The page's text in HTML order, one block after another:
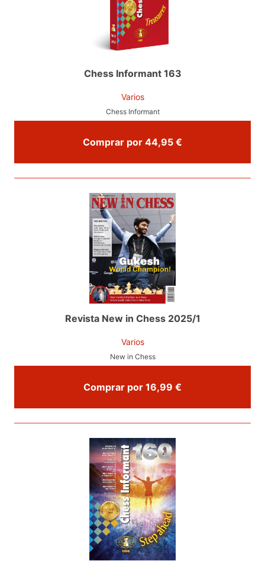
Chess Informant 163
Varios
Chess Informant
Comprar por 44,95 €
Revista New in Chess 2025/1
Varios
New in Chess
Comprar por 16,99 €